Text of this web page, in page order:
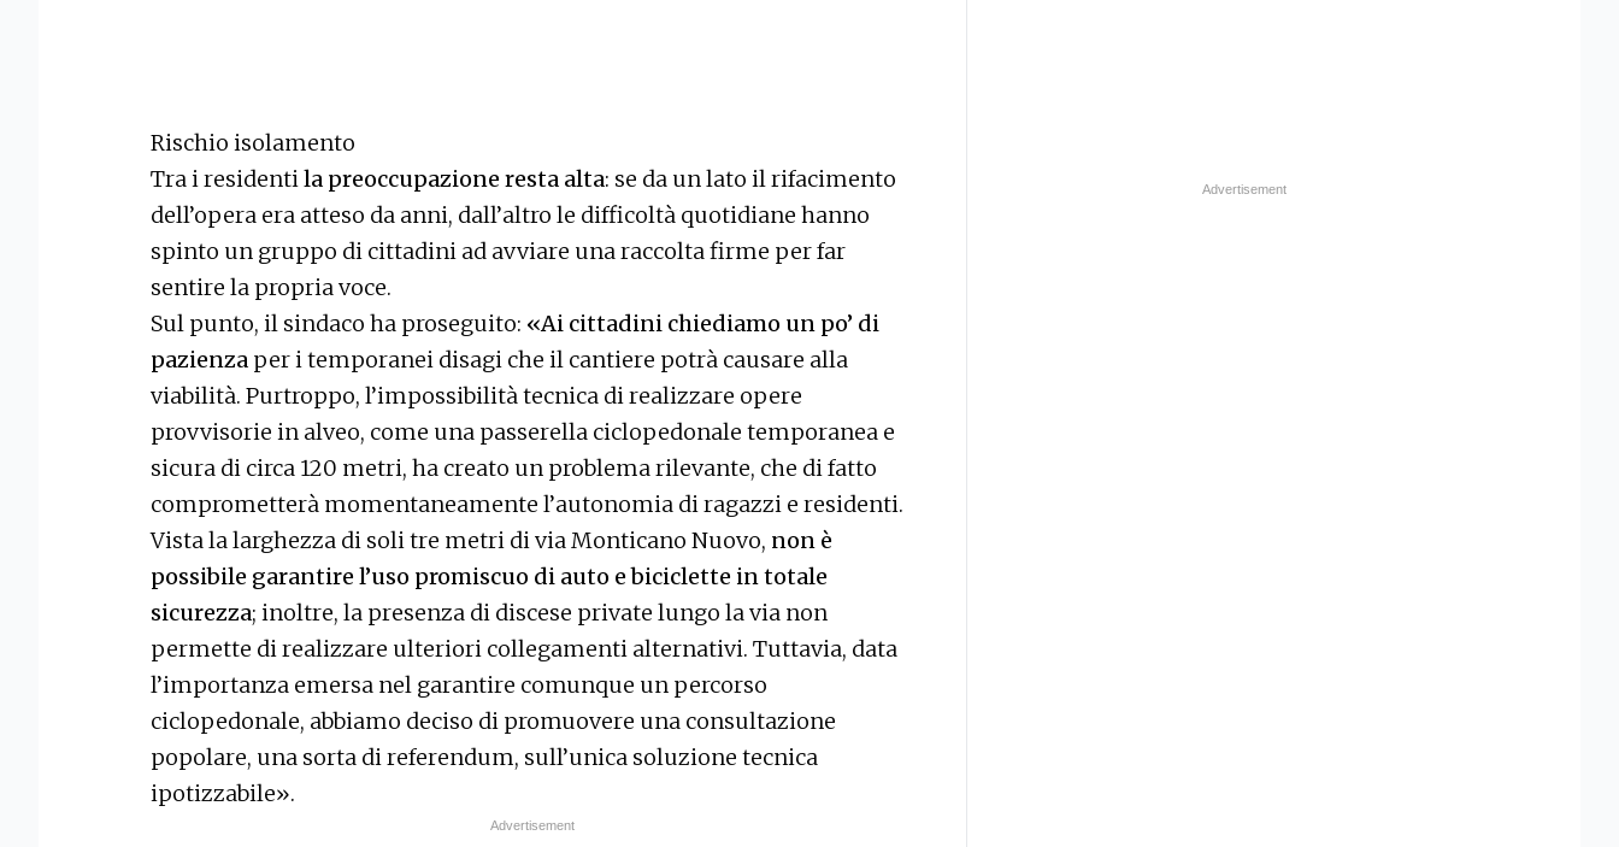
Rischio isolamento
Tra i residentila preoccupazione resta alta: se da un lato il rifacimento
dell’opera era atteso da anni, dall’altro le difficoltà quotidiane hanno
spinto un gruppo di cittadini ad avviare una raccolta firme per far
sentire la propria voce.
Sul punto, il sindaco ha proseguito: «Ai cittadini chiediamo un po’ di
pazienza per i temporanei disagi che il cantiere potrà causare alla
viabilità. Purtroppo, l’impossibilità tecnica di realizzare opere
provvisorie in alveo, come una passerella ciclopedonale temporanea e
sicura di circa 120 metri, ha creato un problema rilevante, che di fatto
comprometterà momentaneamente l’autonomia di ragazzi e residenti.
Vista la larghezza di soli tre metri di via Monticano Nuovo, non è
possibile garantire l’uso promiscuo di auto e biciclette in totale
sicurezza; inoltre, la presenza di discese private lungo la via non
permette di realizzare ulteriori collegamenti alternativi. Tuttavia, data
l’importanza emersa nel garantire comunque un percorso
ciclopedonale, abbiamo deciso di promuovere una consultazione
popolare, una sorta di referendum, sull’unica soluzione tecnica
ipotizzabile».